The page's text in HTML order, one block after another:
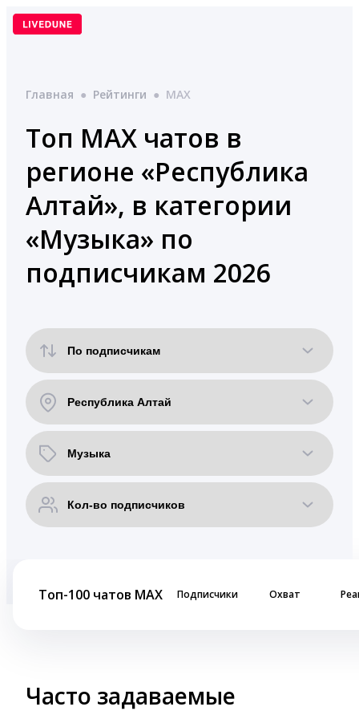
Перейти
Главная ● Рейтинги ● MAX
Топ MAX чатов в
регионе «Республика
Алтай», в категории
«Музыка» по
подписчикам 2026
Топ-100 чатов MAX Подписчики Охват
Часто задаваемые